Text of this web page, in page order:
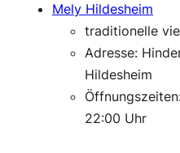
Mely Hildesheim
traditionelle
Adresse:
Hildesheim
22:00 Uhr